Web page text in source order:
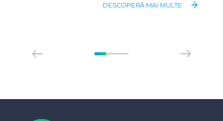
DESCOPERĂ MAI MULTE